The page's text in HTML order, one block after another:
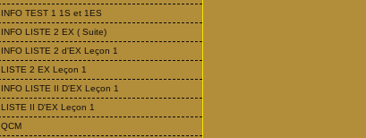
INFO TEST 1 1S et 1ES
INFO LISTE 2 EX ( Suite)
INFO LISTE 2 d'EX Leçon 1
LISTE 2 EX Leçon 1
INFO LISTE II D'EX Leçon 1
LISTE II D'EX Leçon 1
QCM